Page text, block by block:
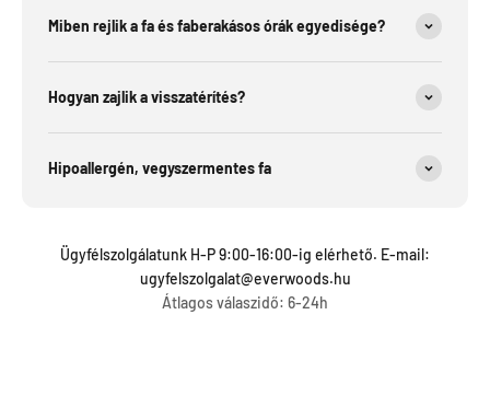
Miben rejlik a fa és faberakásos órák egyedisége?
Hogyan zajlik a visszatérítés?
Hipoallergén, vegyszermentes fa
Ügyfélszolgálatunk H-P 9:00-16:00-ig elérhető. E-mail:
ugyfelszolgalat@everwoods.hu
Átlagos válaszidő: 6-24h